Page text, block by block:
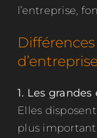
l’entreprise,
d’entreprise
1. Les
Elles
plus